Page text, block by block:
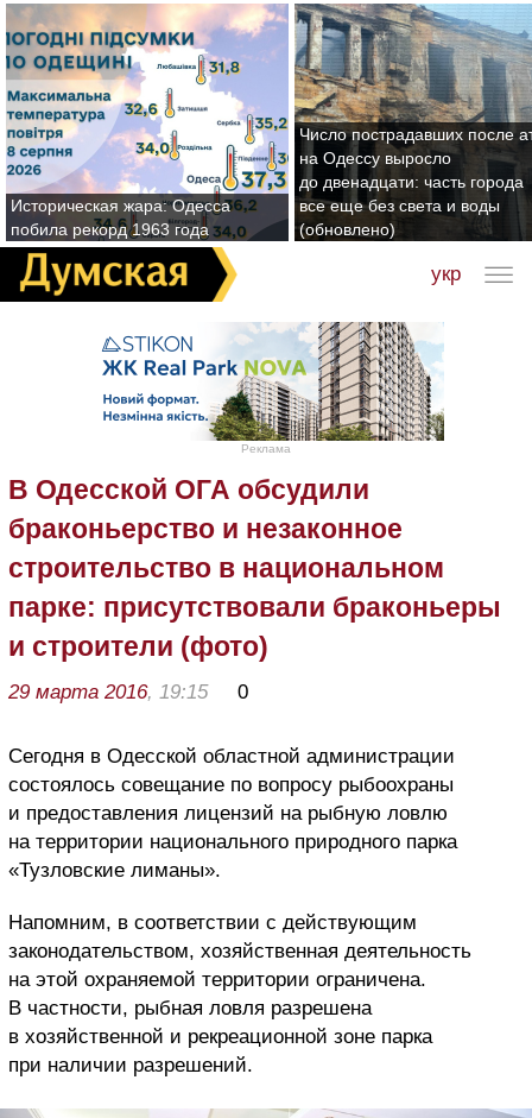
Историческая жара: Одесса
побила рекорд 1963 года
Число пострадавших после
на Одессу выросло
до двенадцати: часть города
все еще без света и воды
(обновлено)
укр
Реклама
В Одесской ОГА обсудили
браконьерство и незаконное
строительство в национальном
парке: присутствовали браконьеры
и строители (фото)
29 марта 2016, 19:15 0
Сегодня в Одесской областной администрации
состоялось совещание по вопросу рыбоохраны
и предоставления лицензий на рыбную ловлю
на территории национального природного парка
«Тузловские лиманы».
Напомним, в соответствии с действующим
законодательством, хозяйственная деятельность
на этой охраняемой территории ограничена.
В частности, рыбная ловля разрешена
в хозяйственной и рекреационной зоне парка
при наличии разрешений.